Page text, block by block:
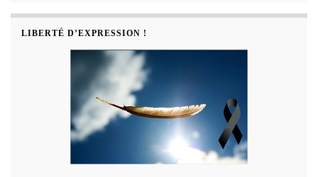
LIBERTÉ D’EXPRESSION !